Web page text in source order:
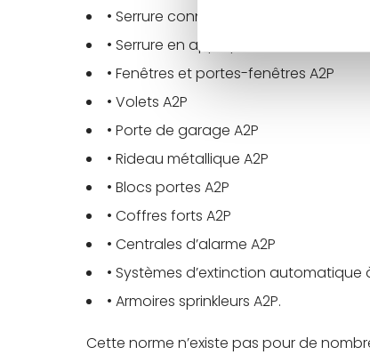
• Serrure connectées A2P
• Serrure en applique A2P ou à
• Fenêtres et portes-fenêtres A2P
• Volets A2P
• Porte de garage A2P
• Rideau métallique A2P
• Blocs portes A2P
• Coffres forts A2P
• Centrales d’alarme A2P
• Systèmes d’extinction automatique
• Armoires sprinkleurs A2P.
Cette norme n’existe pas pour de